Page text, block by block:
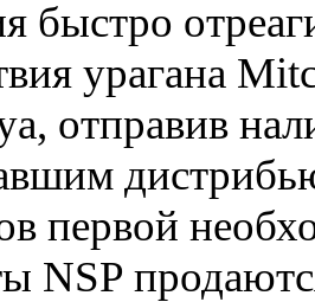
быстро
урагана
отправив
первой
NSP